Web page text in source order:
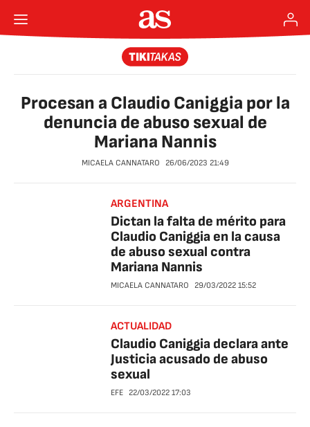
Procesan a Claudio Caniggia por la
denuncia de abuso sexual de
Mariana Nannis
MICAELA CANNATARO 26/06/2023 21:49
ARGENTINA
Dictan la falta de mérito para
Claudio Caniggia en la causa
de abuso sexual contra
Mariana Nannis
MICAELA CANNATARO 29/03/2022 15:52
ACTUALIDAD
Claudio Caniggia declara ante
Justicia acusado de abuso
sexual
EFE 22/03/2022 17:03